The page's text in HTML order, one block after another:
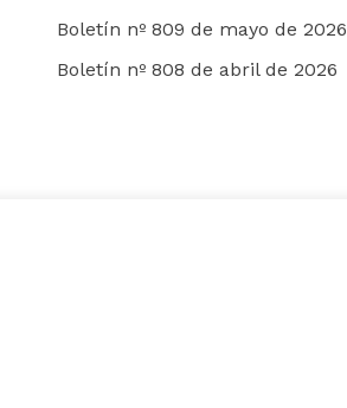
Boletín nº 809 de mayo de 2026
Boletín nº 808 de abril de 2026